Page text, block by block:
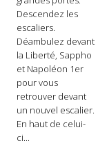
Descendez les
escaliers.
Déambulez devant
la Liberté, Sappho
et Napoléon 1er
pour vous
retrouver devant
un nouvel escalier.
En haut de celui-
ci...